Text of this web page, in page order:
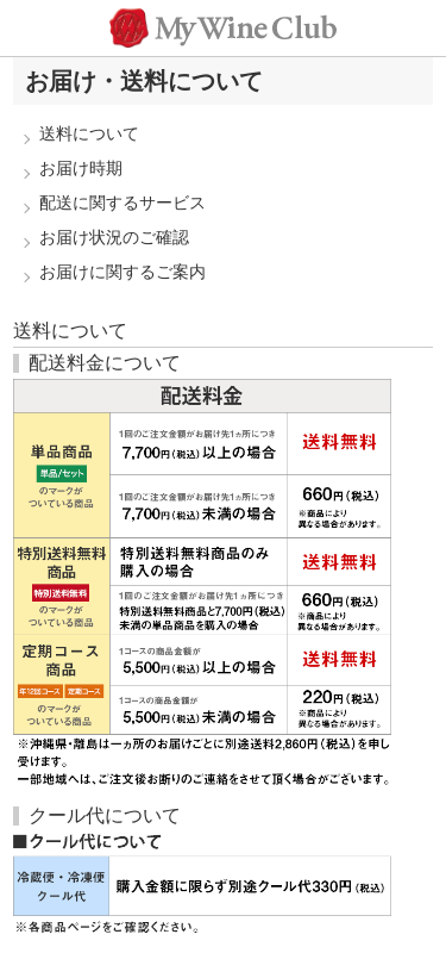
お届け・送料について
送料について
お届け時期
配送に関するサービス
お届け状況のご確認
お届けに関するご案内
送料について
配送料金について
クール代について